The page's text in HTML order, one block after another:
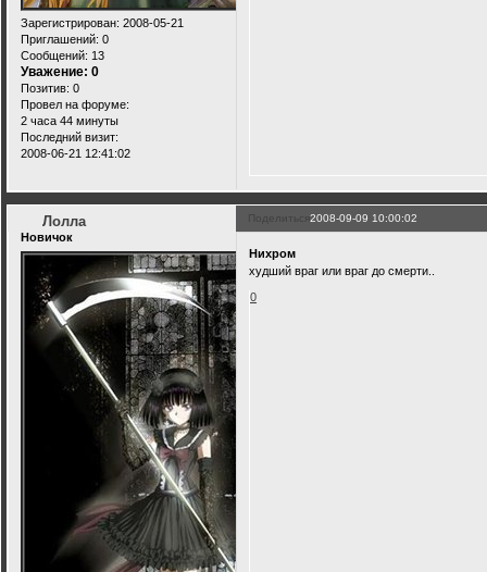
Зарегистрирован: 2008-05-21
Приглашений: 0
Сообщений: 13
Уважение: 0
Позитив: 0
Провел на форуме:
2 часа 44 минуты
Последний визит:
2008-06-21 12:41:02
Поделиться2008-09-09 10:00:02
Лолла
Новичок
Нихром
худший враг или враг до смерти..
0